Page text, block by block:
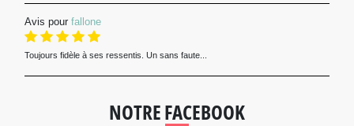
Avis pour fallone
Toujours fidèle à ses ressentis. Un sans faute...
NOTRE FACEBOOK